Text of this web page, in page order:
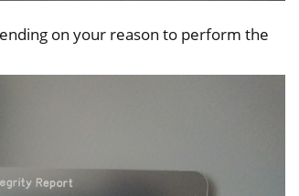
on your reason to perform the